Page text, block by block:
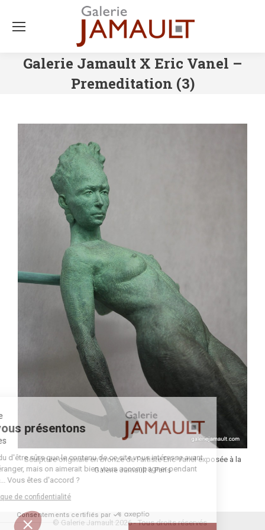
Nous vous présentons
Les cookies
On a attendu d'être sûrs que le contenu de ce site vous intéresse avant
de vous déranger, mais on aimerait bien vous accompagner pendant
votre visite... Vous êtes d'accord ?
Lire la politique de confidentialité
Consentements certifiés par
Galerie Jamault X Eric Vanel –
Premeditation (3)
Sculpture originale en bronze de l’artiste Eric Vanel exposée à la
Galerie Jamault à Paris
© Galerie Jamault 2026 - Tous droits réservés